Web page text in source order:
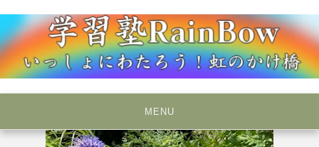
to
content
学習塾RainBow
MENU